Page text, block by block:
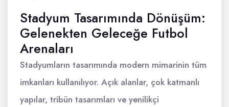
Stadyum Tasarımında Dönüşüm:
Gelenekten Geleceğe Futbol
Arenaları
Stadyumların tasarımında modern mimarinin tüm
imkanları kullanılıyor. Açık alanlar, çok katmanlı
yapılar, tribün tasarımları ve yenilikçi